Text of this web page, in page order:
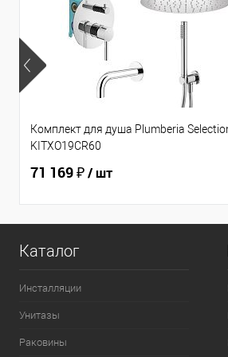
Комплект для душа Plumberia
KITXO19CR60
71 169 ₽/ шт
Каталог
Инсталляции
Унитазы
Раковины